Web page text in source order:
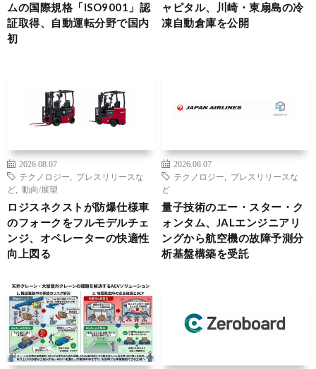
ムの国際規格「ISO9001」認
証取得、自動運転分野で国内
初
ャピタル、川崎・東扇島の冷
凍自動倉庫を公開
2026.08.07
テクノロジー
プレスリリースな
ど
動向/展望
ロジスネクストが防爆仕様車
のフォークをフルモデルチェ
ンジ、オペレーターの快適性
向上図る
2026.08.07
テクノロジー
プレスリリースな
ど
量子技術のエー・スター・ク
ォンタム、JALエンジニアリ
ングから航空機の故障予測分
析基盤構築を受託